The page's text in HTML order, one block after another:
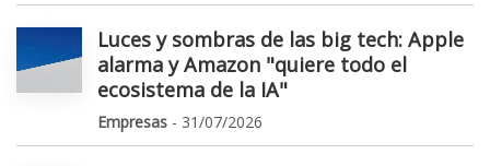
Luces y sombras de las big tech: Apple
alarma y Amazon "quiere todo el
ecosistema de la IA"
Empresas - 31/07/2026